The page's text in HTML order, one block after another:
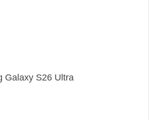
Galaxy S26 Ultra